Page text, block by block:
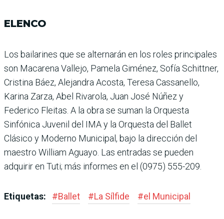
ELENCO
Los bailarines que se alter­narán en los roles principales
son Macarena Vallejo, Pamela Giménez, Sofía Schittner,
Cris­tina Báez, Alejandra Acosta, Teresa Cassanello,
Karina Zarza, Abel Rivarola, Juan José Núñez y
Federico Fleitas. A la obra se suman la Orquesta
Sinfónica Juvenil del IMA y la Orquesta del Ballet
Clásico y Moderno Municipal, bajo la dirección del
maestro William Aguayo. Las entradas se pue­den
adquirir en Tuti; más infor­mes en el (0975) 555-209.
Etiquetas: #Ballet #La Sílfide #el Municipal